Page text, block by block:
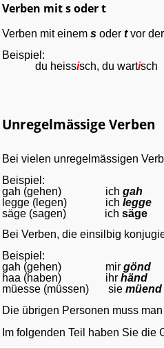
Verben mit s oder t
Verben mit einem s oder tvor
Beispiel:
du heissisch, du wartisch
Unregelmässige Verben
Bei vielen unregelmässigen
Beispiel:
gah (gehen) ich gah
legge (legen) ich legge
säge (sagen) ich säge
Bei Verben, die einsilbig
Beispiel:
gah (gehen) mir gönd
haa (haben) ihr händ
müesse (müssen) sie müend
Die übrigen Personen muss
Im folgenden Teil haben Sie